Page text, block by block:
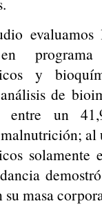
y
de
entre un
su masa